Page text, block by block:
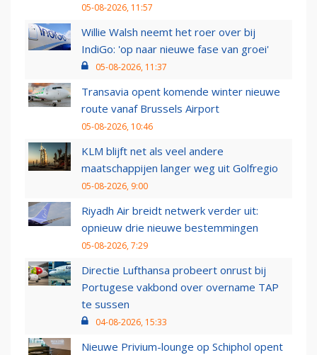
05-08-2026, 11:57
Willie Walsh neemt het roer over bij
IndiGo: 'op naar nieuwe fase van groei'
05-08-2026, 11:37
Transavia opent komende winter nieuwe
route vanaf Brussels Airport
05-08-2026, 10:46
KLM blijft net als veel andere
maatschappijen langer weg uit Golfregio
05-08-2026, 9:00
Riyadh Air breidt netwerk verder uit:
opnieuw drie nieuwe bestemmingen
05-08-2026, 7:29
Directie Lufthansa probeert onrust bij
Portugese vakbond over overname TAP
te sussen
04-08-2026, 15:33
Nieuwe Privium-lounge op Schiphol opent